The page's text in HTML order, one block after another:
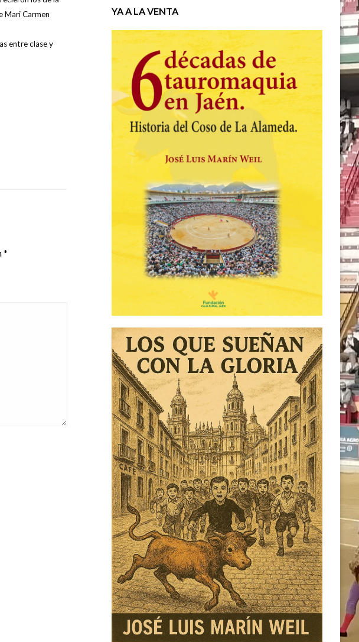
Mari Carmen
entre clase y
*
YA A LA VENTA